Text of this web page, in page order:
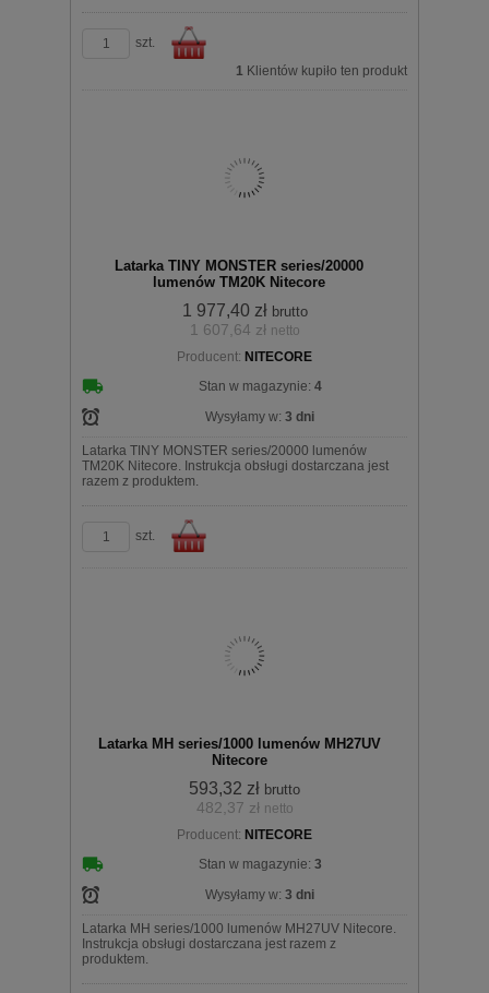
szt.
koszyka
1 Klientów kupiło ten produkt
Latarka TINY MONSTER series/20000
lumenów TM20K Nitecore
1 977,40 zł brutto
1 607,64 zł netto
Producent: NITECORE
Stan w magazynie: 4
Wysyłamy w: 3 dni
Latarka TINY MONSTER series/20000 lumenów
TM20K Nitecore. Instrukcja obsługi dostarczana jest
razem z produktem.
szt.
Latarka MH series/1000 lumenów MH27UV
Nitecore
593,32 zł brutto
482,37 zł netto
Producent: NITECORE
Stan w magazynie: 3
Wysyłamy w: 3 dni
Latarka MH series/1000 lumenów MH27UV Nitecore.
Instrukcja obsługi dostarczana jest razem z
produktem.